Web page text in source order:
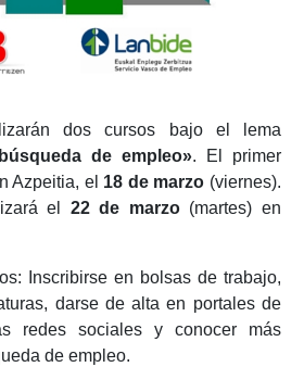
dos cursos bajo el lema
de empleo». El primer
Azpeitia, el 18 de marzo (viernes).
el 22 de marzo(martes) en
Inscribirse en bolsas de trabajo,
darse de alta en portales de
redes sociales y conocer más
de empleo.